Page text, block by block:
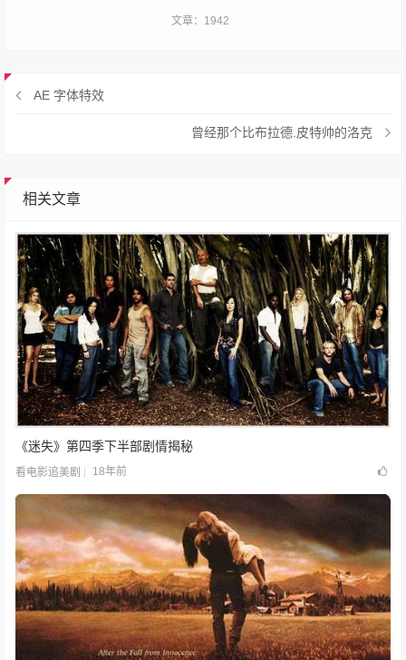
文章：1942
AE 字体特效
曾经那个比布拉德.皮特帅的洛克
相关文章
《迷失》第四季下半部剧情揭秘
看电影追美剧 18年前